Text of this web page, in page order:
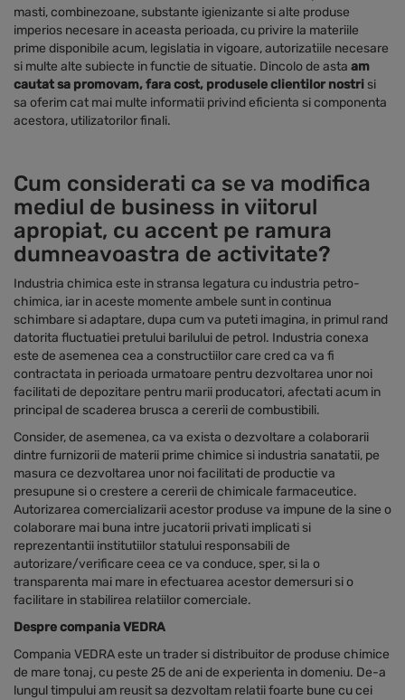
masti, combinezoane, substante igienizante si alte produse
imperios necesare in aceasta perioada, cu privire la materiile
prime disponibile acum, legislatia in vigoare, autorizatiile necesare
si multe alte subiecte in functie de situatie. Dincolo de asta am
cautat sa promovam, fara cost, produsele clientilor nostrisi
sa oferim cat mai multe informatii privind eficienta si componenta
acestora, utilizatorilor finali.
Cum considerati ca se va modifica
mediul de business in viitorul
apropiat, cu accent pe ramura
dumneavoastra de activitate?
Industria chimica este in stransa legatura cu industria petro-
chimica, iar in aceste momente ambele sunt in continua
schimbare si adaptare, dupa cum va puteti imagina, in primul rand
datorita fluctuatiei pretului barilului de petrol. Industria conexa
este de asemenea cea a constructiilor care cred ca va fi
contractata in perioada urmatoare pentru dezvoltarea unor noi
facilitati de depozitare pentru marii producatori, afectati acum in
principal de scaderea brusca a cererii de combustibili.
Consider, de asemenea, ca va exista o dezvoltare a colaborarii
dintre furnizorii de materii prime chimice si industria sanatatii, pe
masura ce dezvoltarea unor noi facilitati de productie va
presupune si o crestere a cererii de chimicale farmaceutice.
Autorizarea comercializarii acestor produse va impune de la sine o
colaborare mai buna intre jucatorii privati implicati si
reprezentantii institutiilor statului responsabili de
autorizare/verificare ceea ce va conduce, sper, si la o
transparenta mai mare in efectuarea acestor demersuri si o
facilitare in stabilirea relatiilor comerciale.
Despre compania VEDRA
Compania VEDRA este un trader si distribuitor de produse chimice
de mare tonaj, cu peste 25 de ani de experienta in domeniu. De-a
lungul timpului am reusit sa dezvoltam relatii foarte bune cu cei